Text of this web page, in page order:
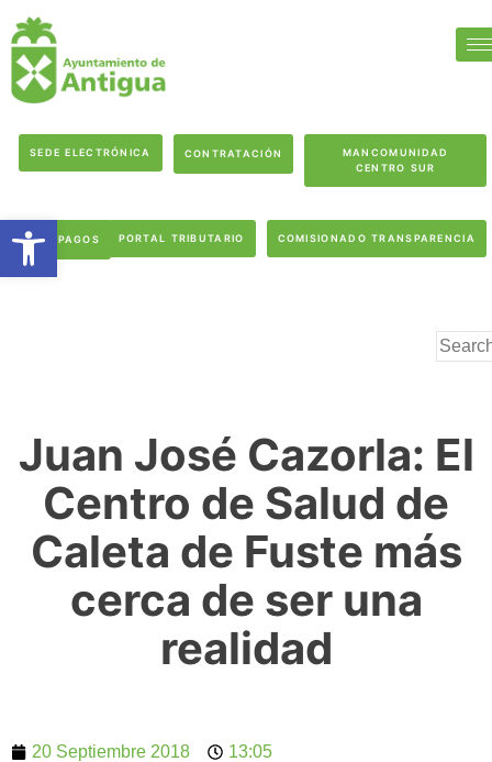
SEDE ELECTRÓNICA CONTRATACIÓN
MANCOMUNIDAD
CENTRO SUR
PAGOS PORTAL TRIBUTARIO COMISIONADO TRANSPARENCIA
Juan José Cazorla: El
Centro de Salud de
Caleta de Fuste más
cerca de ser una
realidad
20 Septiembre 2018 13:05
Abrir barra de herramientas